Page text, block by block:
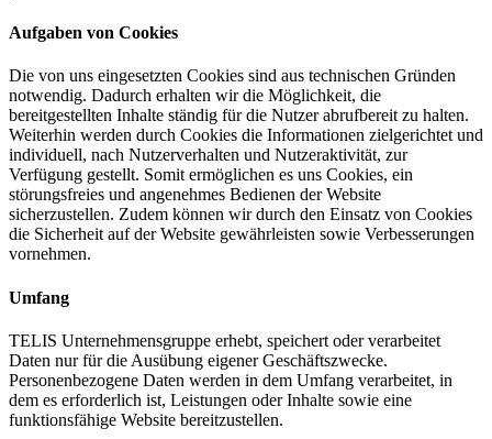
Aufgaben von Cookies
Die von uns eingesetzten Cookies sind aus technischen Gründen
notwendig. Dadurch erhalten wir die Möglichkeit, die
bereitgestellten Inhalte ständig für die Nutzer abrufbereit zu halten.
Weiterhin werden durch Cookies die Informationen zielgerichtet und
individuell, nach Nutzerverhalten und Nutzeraktivität, zur
Verfügung gestellt. Somit ermöglichen es uns Cookies, ein
störungsfreies und angenehmes Bedienen der Website
sicherzustellen. Zudem können wir durch den Einsatz von Cookies
die Sicherheit auf der Website gewährleisten sowie Verbesserungen
vornehmen.
Umfang
TELIS Unternehmensgruppe erhebt, speichert oder verarbeitet
Daten nur für die Ausübung eigener Geschäftszwecke.
Personenbezogene Daten werden in dem Umfang verarbeitet, in
dem es erforderlich ist, Leistungen oder Inhalte sowie eine
funktionsfähige Website bereitzustellen.